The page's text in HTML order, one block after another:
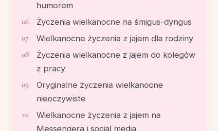
humorem
Życzenia wielkanocne na śmigus-dyngus
Wielkanocne życzenia z jajem dla rodziny
Życzenia wielkanocne z jajem do kolegów
z pracy
Oryginalne życzenia wielkanocne
nieoczywiste
Wielkanocne życzenia z jajem na
Messengera i social media